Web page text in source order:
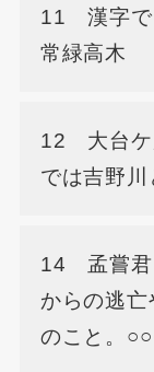
11 漢字で
常緑高木
12 大台ケ
では吉野川
14 孟嘗君
からの逃
のこと。